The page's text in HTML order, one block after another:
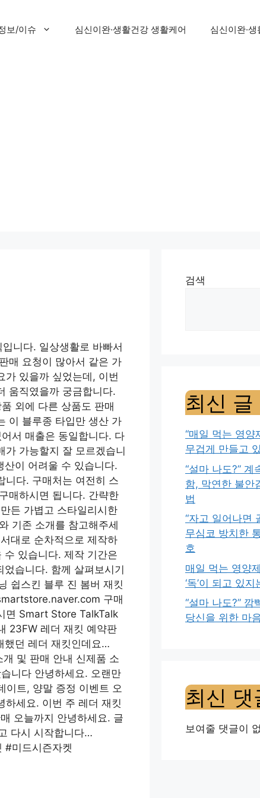
보/이슈 심신이완·생활건강 생활케어 심신이완·
니다. 일상생활로 바빠서
매 요청이 많아서 같은 가
가 있을까 싶었는데, 이번
움직였을까 궁금합니다.
외에 다른 상품도 판매
이 블루종 타입만 생산 가
서 매출은 동일합니다. 다
가능할지 잘 모르겠습니
이 어려울 수 있습니다.
니다. 구매처는 여전히 스
매하시면 됩니다. 간략한
든 가볍고 스타일리시한
기존 소개를 참고해주세
대로 순차적으로 제작하
있습니다. 제작 기간은
습니다. 함께 살펴보시기
쉽스킨 블루 진 봄버 재킷
구매
면 Smart Store TalkTalk
23FW 레더 재킷 예약판
했던 레더 재킷인데요…
및 판매 안내 신제품 소
니다 안녕하세요. 오랜만
트, 양말 증정 이벤트 오
하세요. 이번 주 레더 재킷
오늘까지 안녕하세요. 글
다시 시작합니다…
#미드시즌자켓
검색
최신 글
“매일 먹는 영양
무겁게 만들고
“설마 나도?” 계
함, 막연한 불안
법
“자고 일어나면
무심코 방치한
호
매일 먹는 영양
‘독’이 되고 있
“설마 나도?” 깜
당신을 위한 마
최신 댓
보여줄 댓글이